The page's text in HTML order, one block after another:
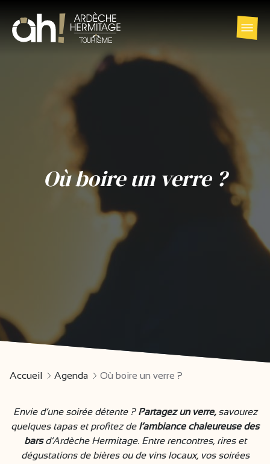
Où boire un verre ?
Accueil Agenda Où boire un verre ?
Envie d’une soirée détente ?Partagez un verre,savourez
quelques tapas et profitez de l’ambiance chaleureuse des
barsd’Ardèche Hermitage. Entre rencontres, rires et
dégustations de bières ou de vins locaux, vos soirées